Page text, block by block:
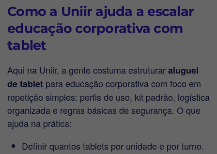
Como a Uniir ajuda a escalar
educação corporativa com
tablet
Aqui na Uniir, a gente costuma estruturaraluguel
de tablet para educação corporativa com foco em
repetição simples: perfis de uso, kit padrão, logística
organizada e regras básicas de segurança. O que
ajuda na prática:
Definir quantos tablets por unidade e por turno.